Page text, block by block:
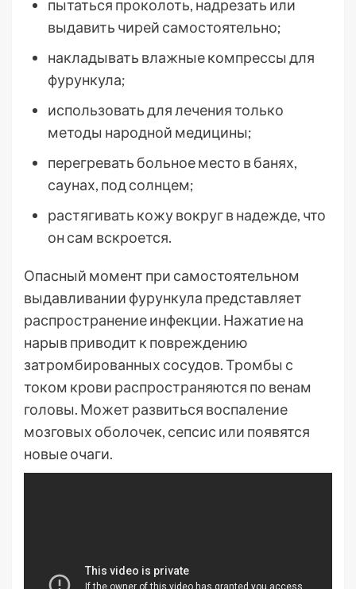
пытаться проколоть, надрезать или
выдавить чирей самостоятельно;
накладывать влажные компрессы для
фурункула;
использовать для лечения только
методы народной медицины;
перегревать больное место в банях,
саунах, под солнцем;
растягивать кожу вокруг в надежде, что
он сам вскроется.
Опасный момент при самостоятельном
выдавливании фурункула представляет
распространение инфекции. Нажатие на
нарыв приводит к повреждению
затромбированных сосудов. Тромбы с
током крови распространяются по венам
головы. Может развиться воспаление
мозговых оболочек, сепсис или появятся
новые очаги.